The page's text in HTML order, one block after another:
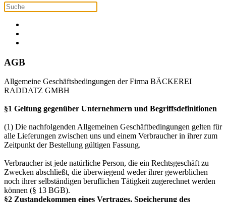
AGB
Allgemeine Geschäftsbedingungen der Firma BÄCKEREI
RADDATZ GMBH
§1 Geltung gegenüber Unternehmern und Begriffsdefinitionen
(1) Die nachfolgenden Allgemeinen Geschäftbedingungen gelten für
alle Lieferungen zwischen uns und einem Verbraucher in ihrer zum
Zeitpunkt der Bestellung gültigen Fassung.
Verbraucher ist jede natürliche Person, die ein Rechtsgeschäft zu
Zwecken abschließt, die überwiegend weder ihrer gewerblichen
noch ihrer selbständigen beruflichen Tätigkeit zugerechnet werden
können (§ 13 BGB).
§2 Zustandekommen eines Vertrages, Speicherung des